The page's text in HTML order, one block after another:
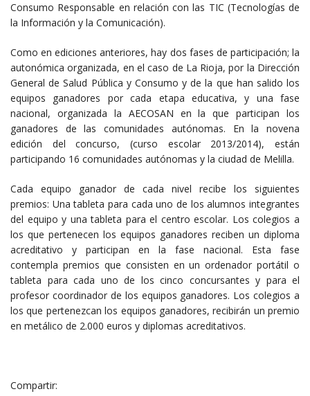
Consumo Responsable en relación con las TIC (Tecnologías de
la Información y la Comunicación).
Como en ediciones anteriores, hay dos fases de participación; la
autonómica organizada, en el caso de La Rioja, por la Dirección
General de Salud Pública y Consumo y de la que han salido los
equipos ganadores por cada etapa educativa, y una fase
nacional, organizada la AECOSAN en la que participan los
ganadores de las comunidades autónomas. En la novena
edición del concurso, (curso escolar 2013/2014), están
participando 16 comunidades autónomas y la ciudad de Melilla.
Cada equipo ganador de cada nivel recibe los siguientes
premios: Una tableta para cada uno de los alumnos integrantes
del equipo y una tableta para el centro escolar. Los colegios a
los que pertenecen los equipos ganadores reciben un diploma
acreditativo y participan en la fase nacional. Esta fase
contempla premios que consisten en un ordenador portátil o
tableta para cada uno de los cinco concursantes y para el
profesor coordinador de los equipos ganadores. Los colegios a
los que pertenezcan los equipos ganadores, recibirán un premio
en metálico de 2.000 euros y diplomas acreditativos.
Compartir: